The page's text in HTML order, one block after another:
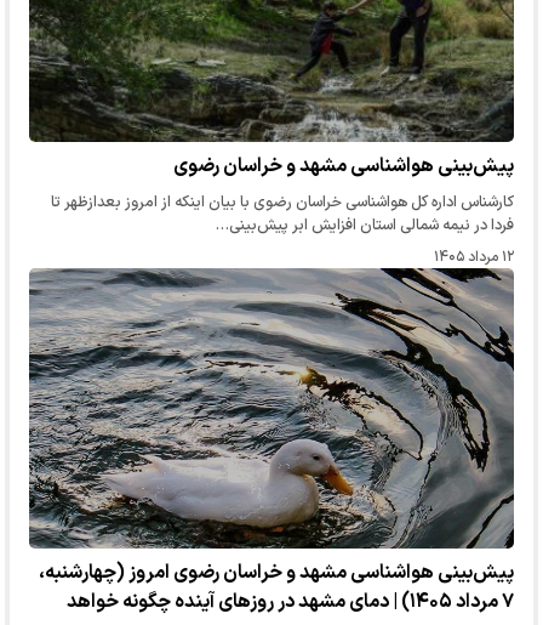
پیش‌بینی هواشناسی مشهد و خراسان رضوی
کارشناس اداره کل هواشناسی خراسان رضوی با بیان اینکه از امروز بعدازظهر تا
فردا در نیمه شمالی استان افزایش ابر پیش‌بینی…
۱۲ مرداد ۱۴۰۵
پیش‌بینی هواشناسی مشهد و خراسان رضوی امروز (چهارشنبه،
۷ مرداد ۱۴۰۵) | دمای مشهد در روز‌های آینده چگونه خواهد